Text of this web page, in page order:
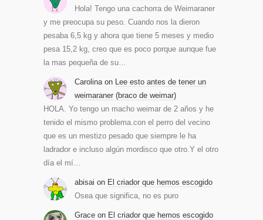
Hola! Tengo una cachorra de Weimaraner
y me preocupa su peso. Cuando nos la dieron
pesaba 6,5 kg y ahora que tiene 5 meses y medio
pesa 15,2 kg, creo que es poco porque aunque fue
la mas pequeña de su…
Carolina on Lee esto antes de tener un
weimaraner (braco de weimar)
HOLA. Yo tengo un macho weimar de 2 años y he
tenido el mismo problema.con el perro del vecino
que es un mestizo pesado que siempre le ha
ladrador e incluso algún mordisco que otro.Y el otro
día el mí…
abisai on El criador que hemos escogido
Osea que significa, no es puro
Grace on El criador que hemos escogido